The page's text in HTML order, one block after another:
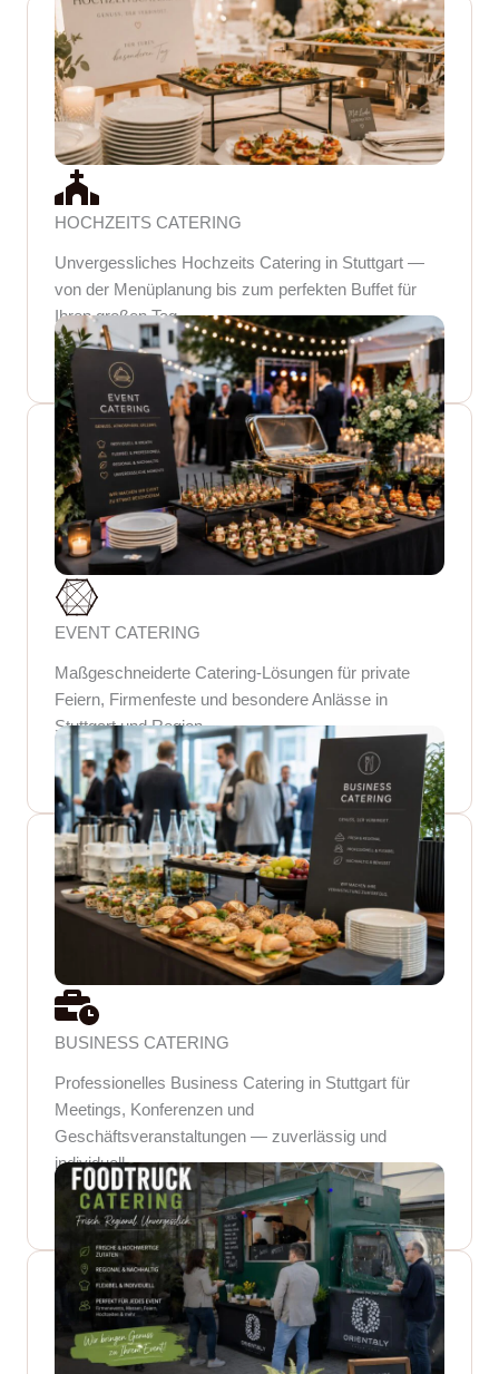
HOCHZEITS CATERING
Unvergessliches Hochzeits Catering in Stuttgart —
von der Menüplanung bis zum perfekten Buffet für
Ihren großen Tag.
CATERING ANFRAGE
EVENT CATERING
Maßgeschneiderte Catering-Lösungen für private
Feiern, Firmenfeste und besondere Anlässe in
Stuttgart und Region.
CATERING ANFRAGE
BUSINESS CATERING
Professionelles Business Catering in Stuttgart für
Meetings, Konferenzen und
Geschäftsveranstaltungen — zuverlässig und
individuell.
CATERING ANFRAGE